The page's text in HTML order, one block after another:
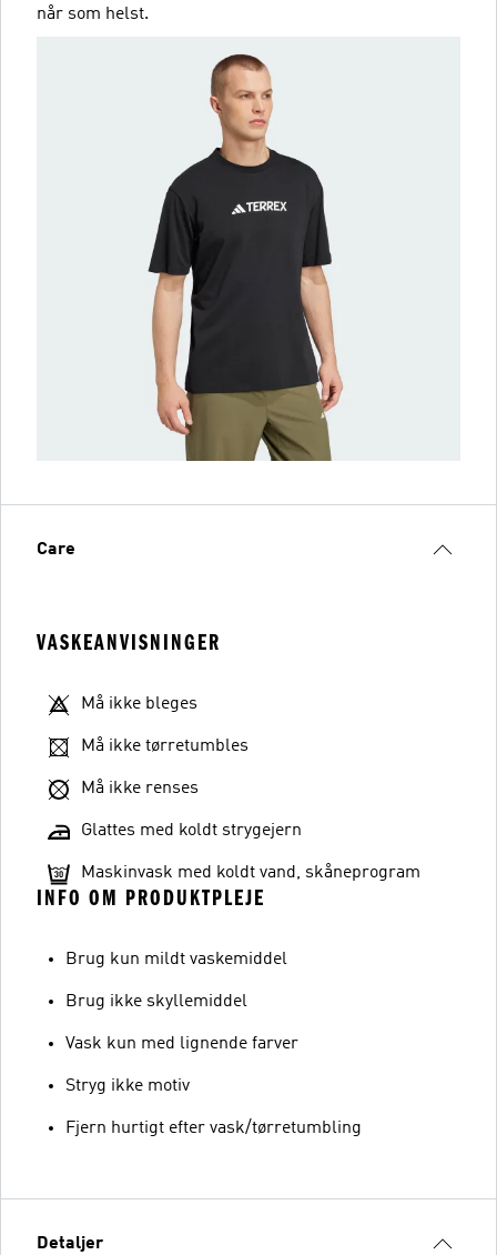
når som helst.
Care
VASKEANVISNINGER
Må ikke bleges
Må ikke tørretumbles
Må ikke renses
Glattes med koldt strygejern
Maskinvask med koldt vand, skåneprogram
INFO OM PRODUKTPLEJE
Brug kun mildt vaskemiddel
Brug ikke skyllemiddel
Vask kun med lignende farver
Stryg ikke motiv
Fjern hurtigt efter vask/tørretumbling
Detaljer